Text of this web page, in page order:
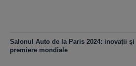
Salonul Auto de la Paris 2024: inovaţii şi
premiere mondiale